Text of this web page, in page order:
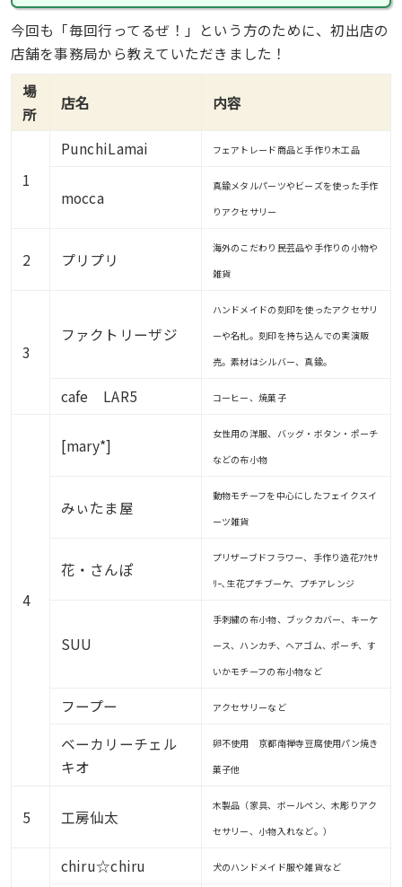
今回も「毎回行ってるぜ！」という方のために、初出店の
店舗を事務局から教えていただきました！
場
所
店名 内容
1
PunchiLamai フェアトレード商品と手作り木工品
mocca
真鍮メタルパーツやビーズを使った手作
りアクセサリー
2 プリプリ
海外のこだわり民芸品や手作りの小物や
雑貨
3
ファクトリーザジ
ハンドメイドの刻印を使ったアクセサリ
ーや名札。刻印を持ち込んでの実演販
売。素材はシルバー、真鍮。
cafe LAR5 コーヒー、焼菓子
4
[mary*]
女性用の洋服、バッグ・ボタン・ポーチ
などの布小物
みぃたま屋
動物モチーフを中心にしたフェイクスイ
ーツ雑貨
花・さんぽ
プリザーブドフラワー、手作り造花ｱｸｾｻ
ﾘｰ､生花プチブーケ、プチアレンジ
SUU
手刺繍の布小物、ブックカバー、キーケ
ース、ハンカチ、ヘアゴム、ポーチ、す
いかモチーフの布小物など
フープー アクセサリーなど
ベーカリーチェル
キオ
卵不使用 京都南禅寺豆腐使用パン焼き
菓子他
5 工房仙太
木製品（家具、ボールペン、木彫りアク
セサリー、小物入れなど。）
chiru☆chiru 犬のハンドメイド服や雑貨など